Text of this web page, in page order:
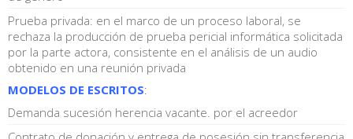
Prueba privada: en el marco de un proceso laboral, se
rechaza la producción de prueba pericial informática solicitada
por la parte actora, consistente en el análisis de un audio
obtenido en una reunión privada
MODELOS DE ESCRITOS:
Demanda sucesión herencia vacante. por el acreedor